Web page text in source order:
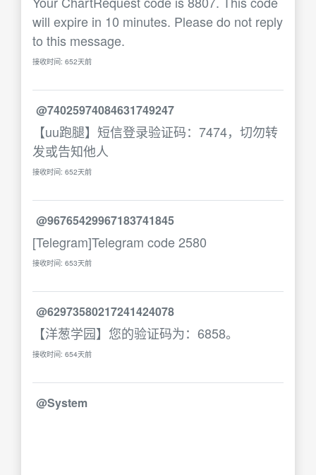
will expire in 10 minutes. Please do not reply
to this message.
接收时间: 652天前
@74025974084631749247
【uu跑腿】短信登录验证码：7474，切勿转
发或告知他人
接收时间: 652天前
@96765429967183741845
[Telegram]Telegram code 2580
接收时间: 653天前
@62973580217241424078
【洋葱学园】您的验证码为：6858。
接收时间: 654天前
@System